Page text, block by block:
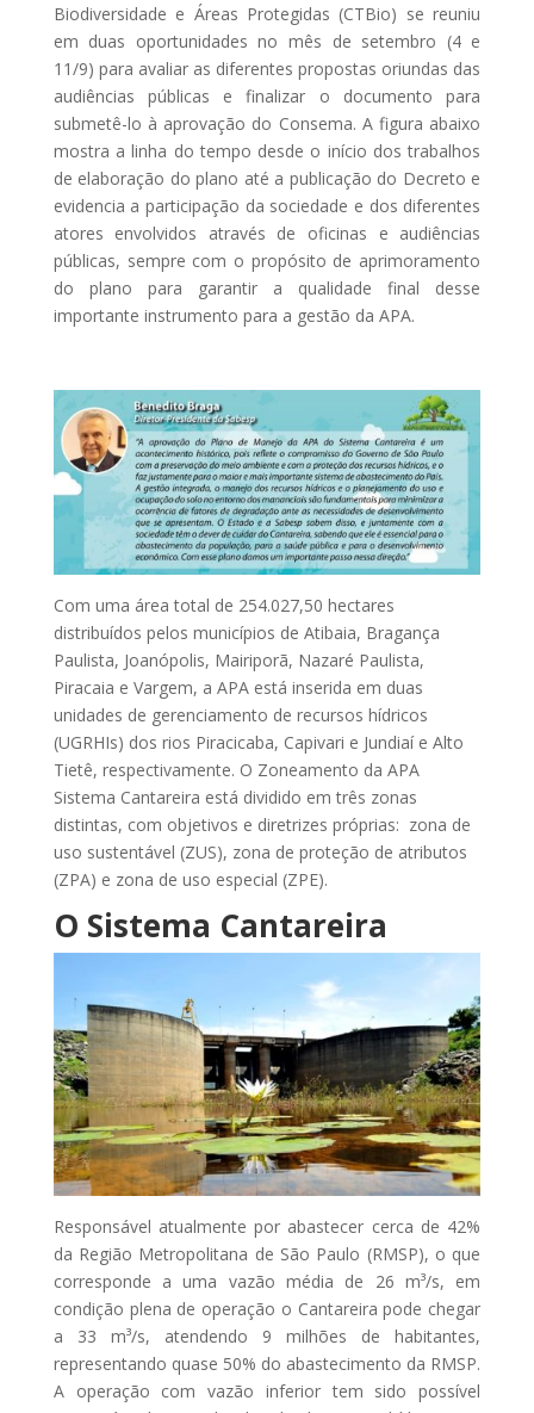
Biodiversidade e Áreas Protegidas (CTBio) se reuniu
em duas oportunidades no mês de setembro (4 e
11/9) para avaliar as diferentes propostas oriundas das
audiências públicas e finalizar o documento para
submetê-lo à aprovação do Consema. A figura abaixo
mostra a linha do tempo desde o início dos trabalhos
de elaboração do plano até a publicação do Decreto e
evidencia a participação da sociedade e dos diferentes
atores envolvidos através de oficinas e audiências
públicas, sempre com o propósito de aprimoramento
do plano para garantir a qualidade final desse
importante instrumento para a gestão da APA.
Com uma área total de 254.027,50 hectares
distribuídos pelos municípios de Atibaia, Bragança
Paulista, Joanópolis, Mairiporã, Nazaré Paulista,
Piracaia e Vargem, a APA está inserida em duas
unidades de gerenciamento de recursos hídricos
(UGRHIs) dos rios Piracicaba, Capivari e Jundiaí e Alto
Tietê, respectivamente. O Zoneamento da APA
Sistema Cantareira está dividido em três zonas
distintas, com objetivos e diretrizes próprias: zona de
uso sustentável (ZUS), zona de proteção de atributos
(ZPA) e zona de uso especial (ZPE).
O Sistema Cantareira
Responsável atualmente por abastecer cerca de 42%
da Região Metropolitana de São Paulo (RMSP), o que
corresponde a uma vazão média de 26 m³/s, em
condição plena de operação o Cantareira pode chegar
a 33 m³/s, atendendo 9 milhões de habitantes,
representando quase 50% do abastecimento da RMSP.
A operação com vazão inferior tem sido possível